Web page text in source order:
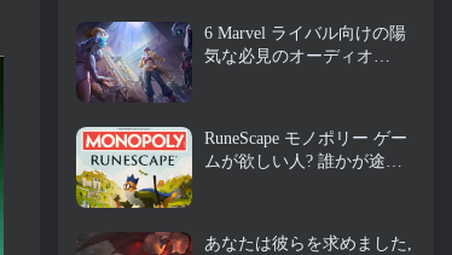
6 Marvel ライバル向けの陽
気な必見のオーディオ
RuneScape モノポリー ゲー
ムが欲しい人? 誰かが途中
あなたは彼らを求めました,